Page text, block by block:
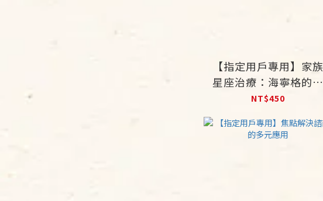
【指定用戶專用】家族
星座治療：海寧格的系
統心理療法
NT$450